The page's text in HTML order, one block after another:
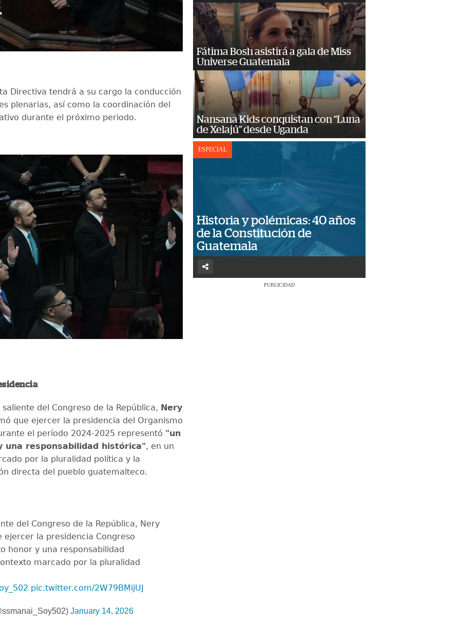
Directiva tendrá a su cargo la conducción
plenarias, así como la coordinación del
durante el próximo periodo.
del Congreso de la República, Nery
que ejercer la presidencia del Organismo
el período 2024-2025 representó "un
una responsabilidad histórica", en un
por la pluralidad política y la
directa del pueblo guatemalteco.
del Congreso de la República, Nery
ejercer la presidencia Congreso
honor y una responsabilidad
marcado por la pluralidad
pic.twitter.com/2W79BMijUJ
January 14, 2026
Fátima Bosh asistirá a gala de Miss
Universe Guatemala
Nansana Kids conquistan con “Luna
de Xelajú” desde Uganda
ESPECIAL
Historia y polémicas: 40 años
de la Constitución de
Guatemala
PUBLICIDAD